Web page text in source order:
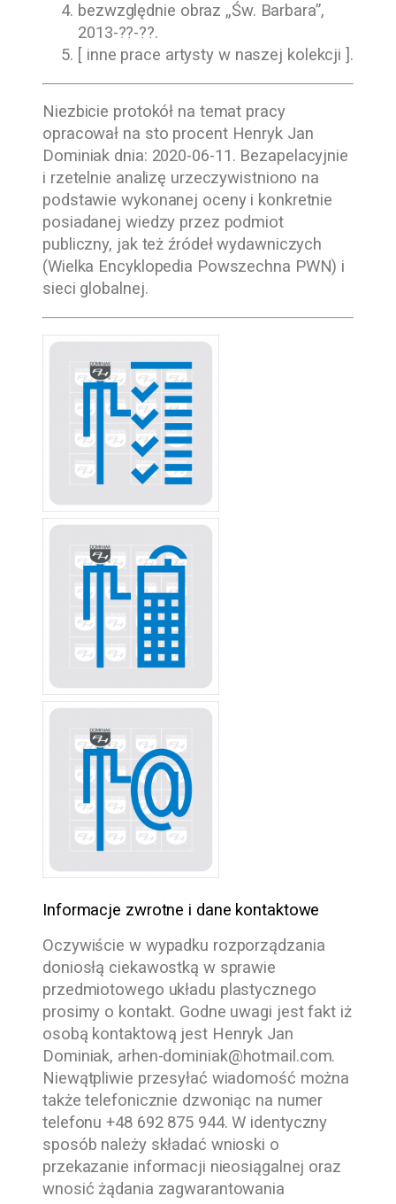
bezwzględnie obraz „Św. Barbara”,
2013-??-??.
[ inne prace artysty w naszej kolekcji ].
Niezbicie protokół na temat pracy
opracował na sto procent Henryk Jan
Dominiak dnia: 2020-06-11. Bezapelacyjnie
i rzetelnie analizę urzeczywistniono na
podstawie wykonanej oceny i konkretnie
posiadanej wiedzy przez podmiot
publiczny, jak też źródeł wydawniczych
(Wielka Encyklopedia Powszechna PWN) i
sieci globalnej.
Informacje zwrotne i dane kontaktowe
Oczywiście w wypadku rozporządzania
doniosłą ciekawostką w sprawie
przedmiotowego układu plastycznego
prosimy o kontakt. Godne uwagi jest fakt iż
osobą kontaktową jest Henryk Jan
Dominiak, arhen-dominiak@hotmail.com.
Niewątpliwie przesyłać wiadomość można
także telefonicznie dzwoniąc na numer
telefonu+48 692 875 944. W identyczny
sposób należy składać wnioski o
przekazanie informacji nieosiągalnej oraz
wnosić żądania zagwarantowania